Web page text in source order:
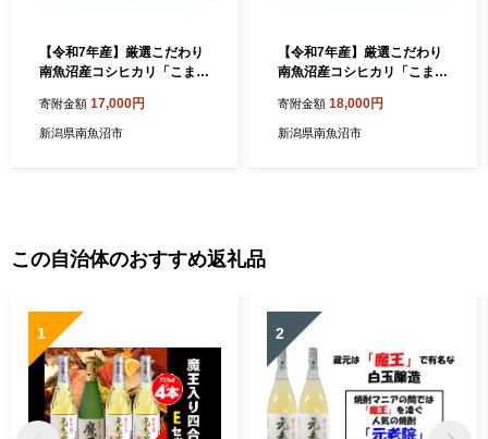
【令和7年産】厳選こだわり
南魚沼産コシヒカリ「こまが
袋)【銘柄米 ブランド米 精米
こしひかり コシヒカリ 魚沼
寄附金額 17,000円
新潟県南魚沼市
【令和7年産】厳選こだわり
南魚沼産コシヒカリ「こまが
米 ブランド米 精米 こしひか
り コシヒカリ 魚沼産 新潟米
寄附金額 18,000円
新潟県南魚沼市
この自治体のおすすめ返礼品
1 2